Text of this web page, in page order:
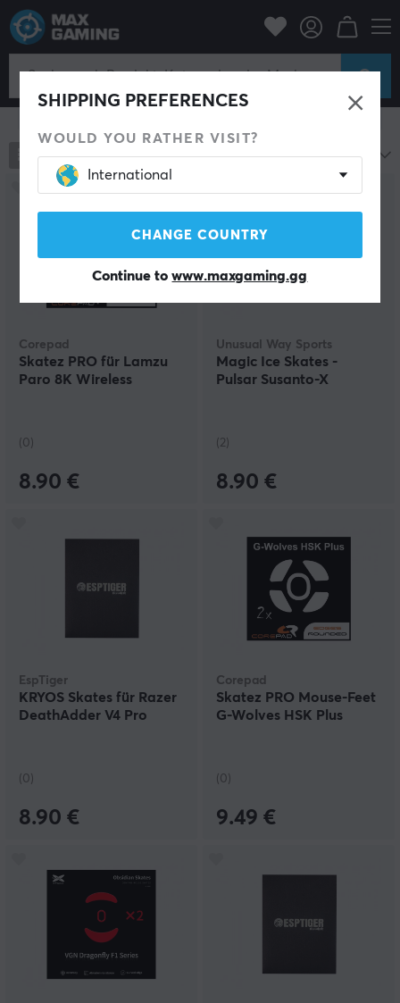
SHIPPING PREFERENCES
WOULD YOU RATHER VISIT?
International
CHANGE COUNTRY
Continue towww.maxgaming.gg
PC-Zubehör Maus-Skates
Maus-Skates
773 Produkte Beliebteste
Corepad
Skatez PRO für Lamzu
Paro 8K Wireless
(0)
8.90 €
Unusual Way Sports
Magic Ice Skates -
Pulsar Susanto-X
(2)
8.90 €
EspTiger
KRYOS Skates für Razer
DeathAdder V4 Pro
(0)
8.90 €
Corepad
Skatez PRO Mouse-Feet
G-Wolves HSK Plus
(0)
9.49 €